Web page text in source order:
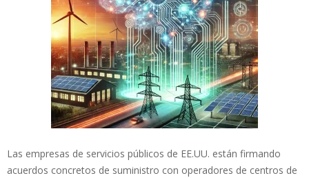
Las empresas de servicios públicos de EE.UU. están firmando
acuerdos concretos de suministro con operadores de centros de